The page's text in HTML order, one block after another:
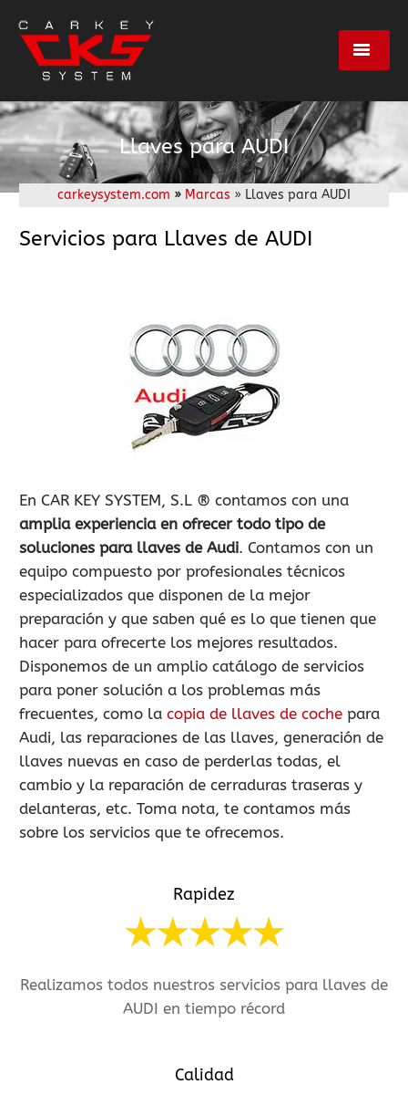
Servicios
Marcas
Centros
Contacto
900 802 604
Llaves para AUDI
carkeysystem.com » Marcas » Llaves para AUDI
Servicios para Llaves de AUDI
En CAR KEY SYSTEM, S.L ® contamos con una
amplia experiencia en ofrecer todo tipo de
soluciones para llaves de Audi. Contamos con un
equipo compuesto por profesionales técnicos
especializados que disponen de la mejor
preparación y que saben qué es lo que tienen que
hacer para ofrecerte los mejores resultados.
Disponemos de un amplio catálogo de servicios
para poner solución a los problemas más
frecuentes, como la copia de llaves de coche para
Audi, las reparaciones de las llaves, generación de
llaves nuevas en caso de perderlas todas, el
cambio y la reparación de cerraduras traseras y
delanteras, etc. Toma nota, te contamos más
sobre los servicios que te ofrecemos.
Rapidez
Realizamos todos nuestros servicios para llaves de
AUDI en tiempo récord
Calidad